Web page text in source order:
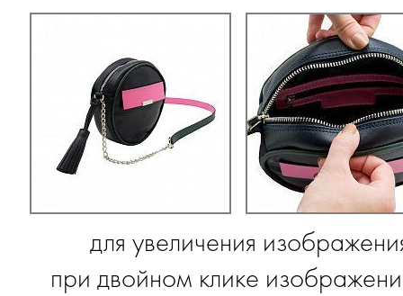
для увеличения
при двойном клике